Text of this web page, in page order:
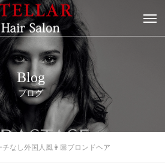
Blog
ブログ
チなし外国人風👩🏼ブロンドヘア